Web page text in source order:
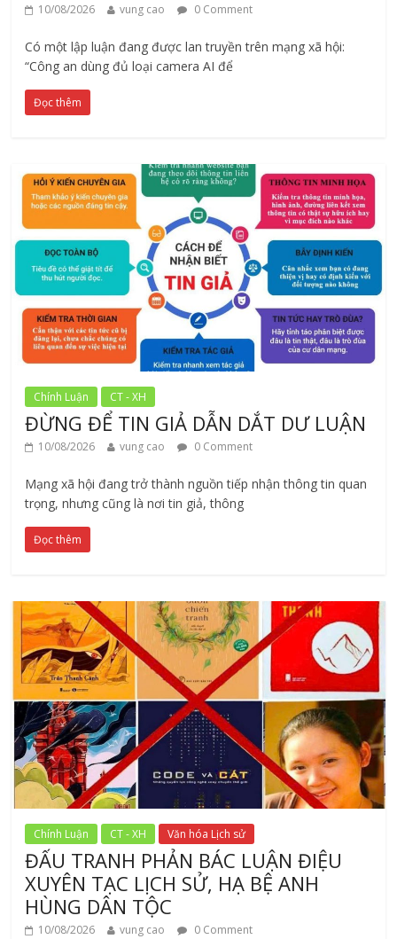
10/08/2026 vung cao 0 Comment
Có một lập luận đang được lan truyền trên mạng xã hội:
“Công an dùng đủ loại camera AI để
Đọc thêm
Chính Luận CT - XH
ĐỪNG ĐỂ TIN GIẢ DẪN DẮT DƯ LUẬN
10/08/2026 vung cao 0 Comment
Mạng xã hội đang trở thành nguồn tiếp nhận thông tin quan
trọng, nhưng cũng là nơi tin giả, thông
Đọc thêm
Chính Luận CT - XH Văn hóa Lịch sử
ĐẤU TRANH PHẢN BÁC LUẬN ĐIỆU
XUYÊN TẠC LỊCH SỬ, HẠ BỆ ANH
HÙNG DÂN TỘC
10/08/2026 vung cao 0 Comment